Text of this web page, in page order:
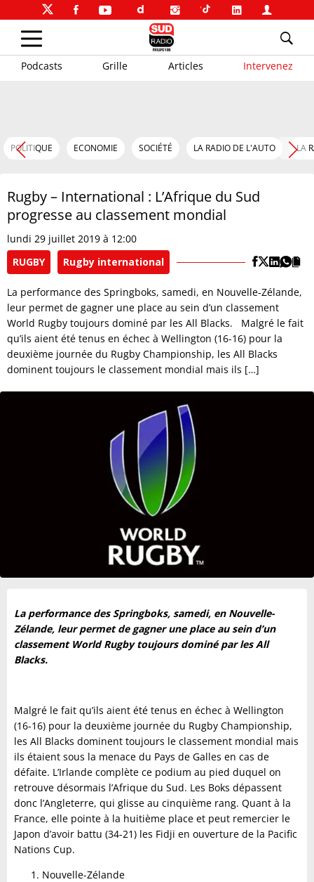
Podcasts Grille Articles Intervenez
POLITIQUE ECONOMIE SOCIÉTÉ LA RADIO DE L'AUTO LA
Rugby – International : L’Afrique du Sud
progresse au classement mondial
lundi 29 juillet 2019 à 12:00
RUGBY
Rugby international
La performance des Springboks, samedi, en Nouvelle-Zélande,
leur permet de gagner une place au sein d’un classement
World Rugby toujours dominé par les All Blacks. Malgré le fait
qu’ils aient été tenus en échec à Wellington (16-16) pour la
deuxième journée du Rugby Championship, les All Blacks
dominent toujours le classement mondial mais ils […]
La performance des Springboks, samedi, en Nouvelle-
Zélande, leur permet de gagner une place au sein d’un
classement World Rugby toujours dominé par les All
Blacks.
Malgré le fait qu’ils aient été tenus en échec à Wellington
(16-16) pour la deuxième journée du Rugby Championship,
les All Blacks dominent toujours le classement mondial mais
ils étaient sous la menace du Pays de Galles en cas de
défaite. L’Irlande complète ce podium au pied duquel on
retrouve désormais l’Afrique du Sud. Les Boks dépassent
donc l’Angleterre, qui glisse au cinquième rang. Quant à la
France, elle pointe à la huitième place et peut remercier le
Japon d’avoir battu (34-21) les Fidji en ouverture de la Pacific
Nations Cup.
Nouvelle-Zélande